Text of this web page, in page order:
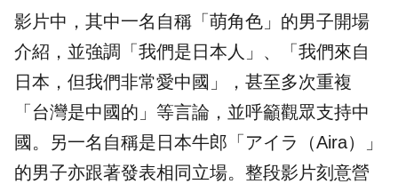
影片中，其中一名自稱「萌角色」的男子開場
介紹，並強調「我們是日本人」、「我們來自
日本，但我們非常愛中國」，甚至多次重複
「台灣是中國的」等言論，並呼籲觀眾支持中
國。另一名自稱是日本牛郎「アイラ（Aira）」
的男子亦跟著發表相同立場。整段影片刻意營